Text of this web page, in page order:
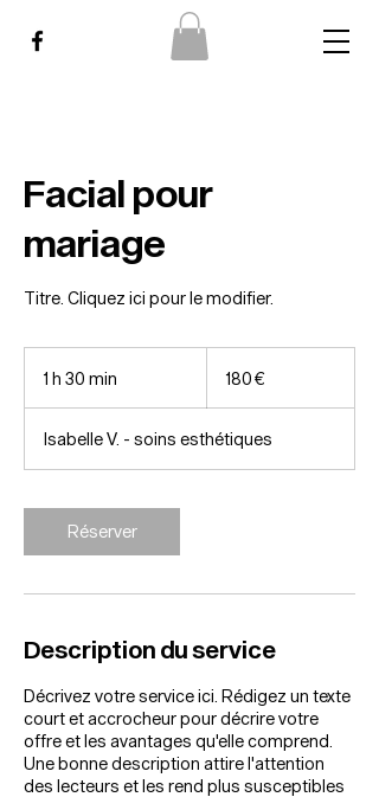
Facial pour
mariage
Titre. Cliquez ici pour le modifier.
1 h 30 min
m
i
180 €
Isabelle V. - soins esthétiques
Réserver
Description du service
Décrivez votre service ici. Rédigez un texte
court et accrocheur pour décrire votre
offre et les avantages qu'elle comprend.
Une bonne description attire l'attention
des lecteurs et les rend plus susceptibles